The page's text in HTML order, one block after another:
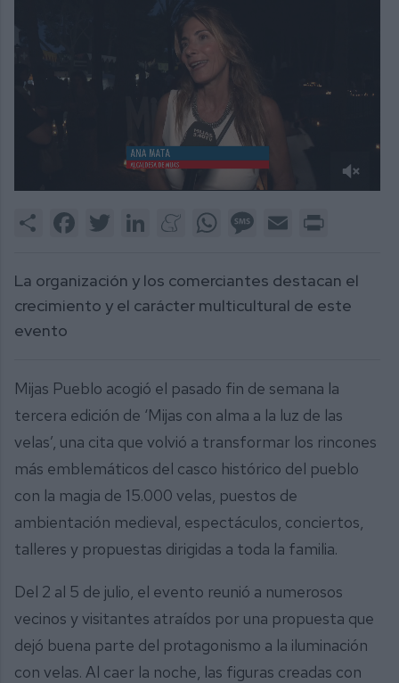
6
Share FacebookTwitter LinkedInMeneameWhatsAppMessage
Email
La organización y los comerciantes destacan el
crecimiento y el carácter multicultural de este
evento
Mijas Pueblo acogió el pasado fin de semana la
tercera edición de ‘Mijas con alma a la luz de las
velas’, una cita que volvió a transformar los rincones
más emblemáticos del casco histórico del pueblo
con la magia de 15.000 velas, puestos de
ambientación medieval, espectáculos, conciertos,
talleres y propuestas dirigidas a toda la familia.
Del 2 al 5 de julio, el evento reunió a numerosos
vecinos y visitantes atraídos por una propuesta que
dejó buena parte del protagonismo a la iluminación
con velas. Al caer la noche, las figuras creadas con